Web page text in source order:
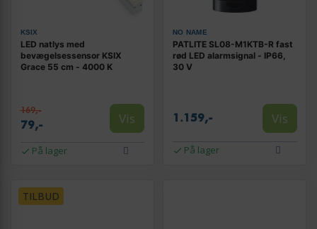
KSIX
LED natlys med
bevægelsessensor KSIX
Grace 55 cm - 4000 K
169,-
79,- Vis
På lager
NO NAME
PATLITE SL08-M1KTB-R fast
rød LED alarmsignal - IP66,
30 V
1.159,- Vis
På lager
TILBUD